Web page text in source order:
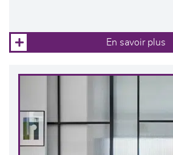
En savoir plus